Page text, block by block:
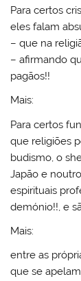
Para certos
eles falam
– que na
– afirmando
pagãos!!
Mais:
Para certos
que religiões
budismo, o
Japão e
espirituais
demónio!!, e
Mais:
entre as
que se